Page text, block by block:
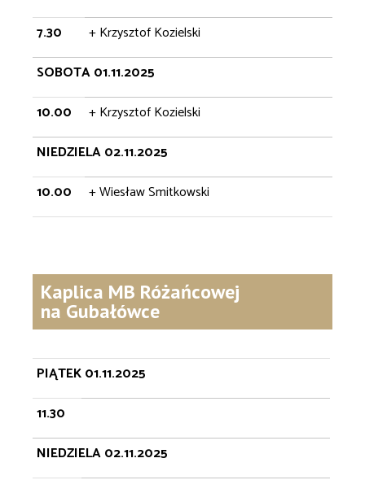
7.30
+ Krzysztof Kozielski
SOBOTA 01.11.2025
10.00
+ Krzysztof Kozielski
NIEDZIELA 02.11.2025
10.00
+ Wiesław Smitkowski
Kaplica MB Różańcowej
na Gubałówce
PIĄTEK 01.11.2025
11.30
NIEDZIELA 02.11.2025